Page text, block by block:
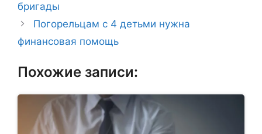
бригады
Погорельцам с 4 детьми нужна
финансовая помощь
Похожие записи: